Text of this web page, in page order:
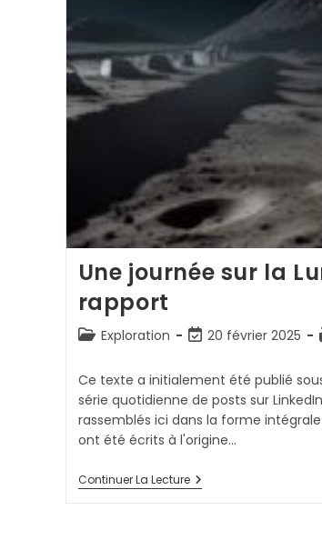
Une journée sur la
rapport
PostExploration
Dernière
de
la
publication :
20 février 2025
Ce texte a initialement été publié
série quotidienne de posts sur
rassemblés ici dans la forme
ont été écrits à l'origine…
Continuer La LectureUne
Journée